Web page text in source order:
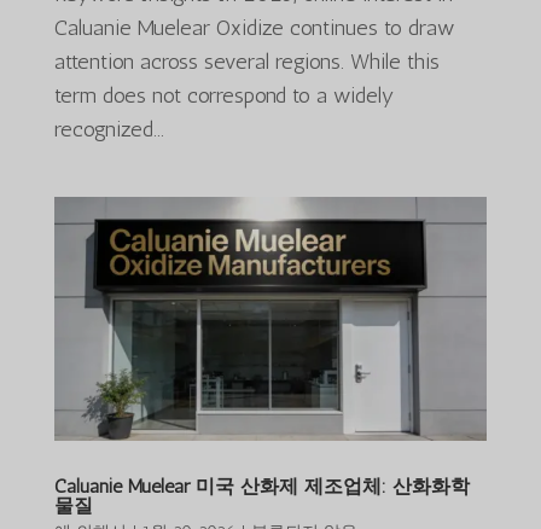
Caluanie Muelear Oxidize continues to draw
attention across several regions. While this
term does not correspond to a widely
recognized...
Caluanie Muelear 미국 산화제 제조업체: 산화화학
물질